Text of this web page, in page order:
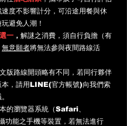
度不影響計分，可沿途用餐與休
避免人潮！
一 ， 解謎之消費 ，須自行負擔（有
無意願者將無法參與夜間路線活
版路線開頭略有不同，若同行夥伴
本，請用LINE(官方帳號)向我們索
的瀏覽器系統（Safari、
功能之手機等裝置，若無法進行